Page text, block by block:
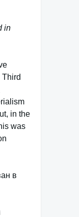
in
Third
in the
was
в